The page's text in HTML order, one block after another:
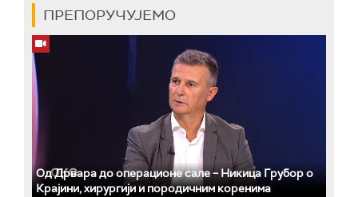
ПРЕПОРУЧУЈЕМО
Од Дрвара до операционе сале – Никица Грубор о
Крајини, хирургији и породичним коренима